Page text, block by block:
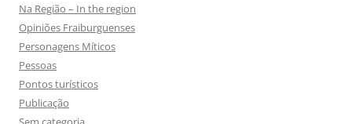
Na Região – In the region
Opiniões Fraiburguenses
Personagens Míticos
Pessoas
Pontos turísticos
Publicação